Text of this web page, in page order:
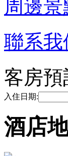
周邊景
聯系我
客房預
入住日期:
酒店